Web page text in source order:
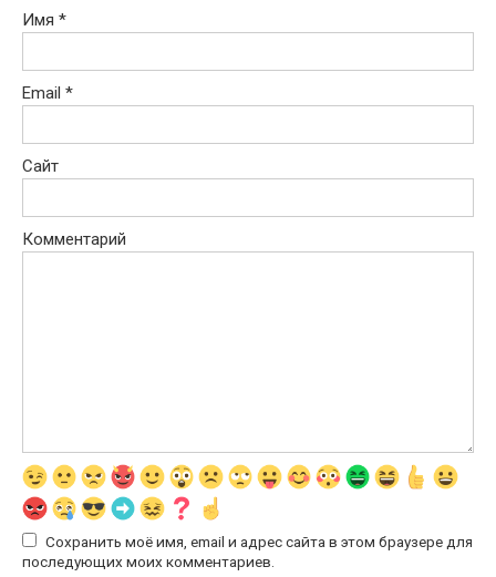
Имя *
Email *
Сайт
Комментарий
Сохранить моё имя, email и адрес сайта в этом браузере для
последующих моих комментариев.